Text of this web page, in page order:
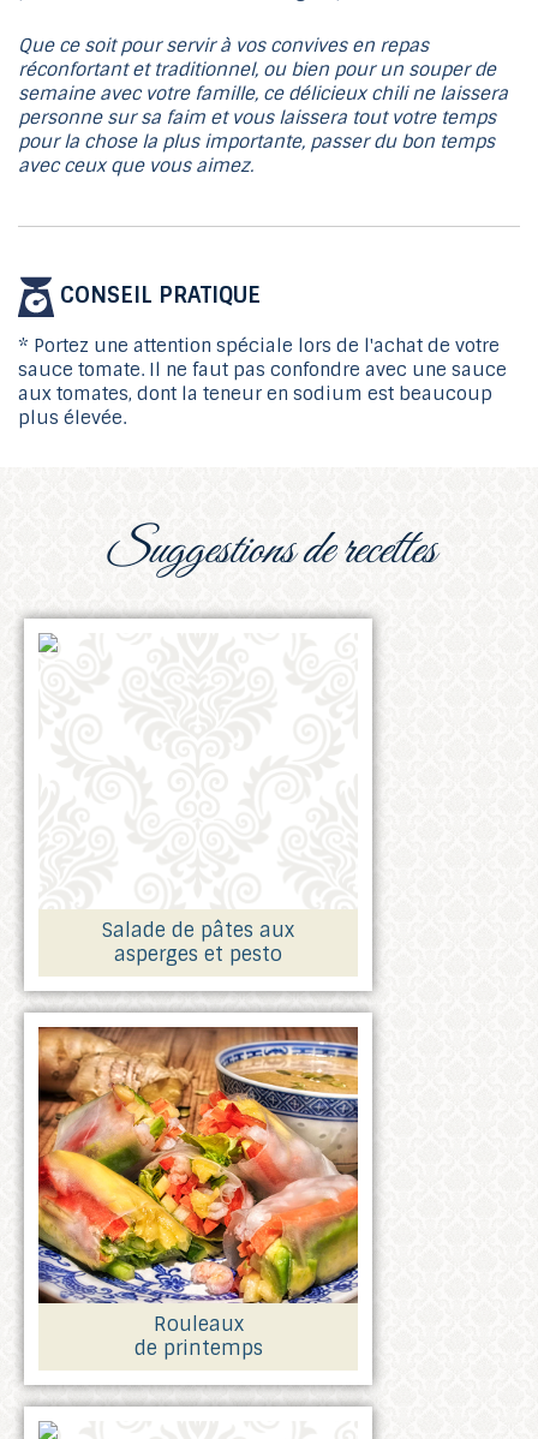
Que ce soit pour servir à vos convives en repas
réconfortant et traditionnel, ou bien pour un souper de
semaine avec votre famille, ce délicieux chili ne laissera
personne sur sa faim et vous laissera tout votre temps
pour la chose la plus importante, passer du bon temps
avec ceux que vous aimez.
CONSEIL PRATIQUE
* Portez une attention spéciale lors de l'achat de votre
sauce tomate. Il ne faut pas confondre avec une sauce
aux tomates, dont la teneur en sodium est beaucoup
plus élevée.
suggestions de recettes
Salade de pâtes aux
asperges et pesto
Rouleaux
de printemps